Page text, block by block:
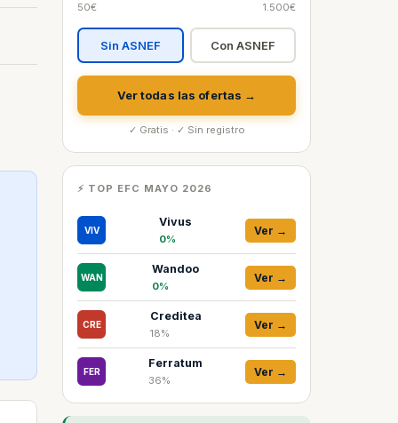
50€ 1.500€
Sin ASNEF Con ASNEF
Ver todas las ofertas →
✓ Gratis · ✓ Sin registro
⚡ TOP EFC MAYO 2026
VIV
Vivus
0%
Ver →
WAN
Wandoo
0%
Ver →
CRE
Creditea
18%
Ver →
FER
Ferratum
36%
Ver →